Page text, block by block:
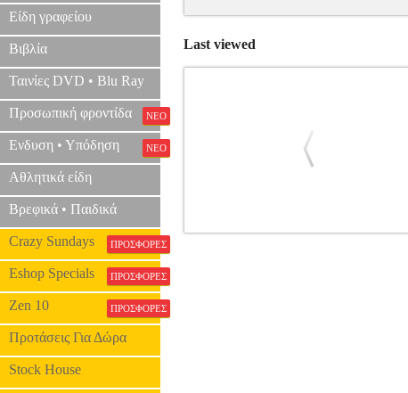
Είδη γραφείου
Βιβλία
Ταινίες DVD • Blu Ray
Προσωπική φροντίδα ΝΕΟ
Ενδυση • Υπόδηση ΝΕΟ
Αθλητικά είδη
Βρεφικά • Παιδικά
Crazy Sundays ΠΡΟΣΦΟΡΕΣ
Eshop Specials ΠΡΟΣΦΟΡΕΣ
Zen 10 ΠΡΟΣΦΟΡΕΣ
Προτάσεις Για Δώρα
Stock House
Last viewed